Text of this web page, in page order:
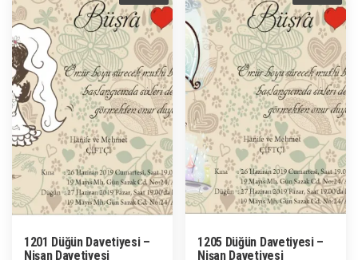
1201 Düğün Davetiyesi –
Nişan Davetiyesi
1205 Düğün Davetiyesi –
Nişan Davetiyesi